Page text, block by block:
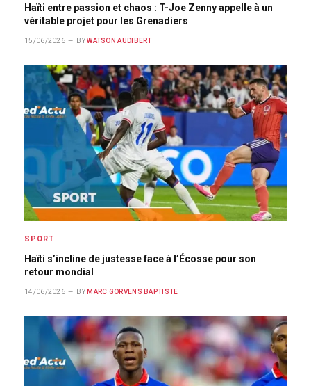
Haïti entre passion et chaos : T-Joe Zenny appelle à un
véritable projet pour les Grenadiers
15/06/2026 BY WATSON AUDIBERT
SPORT
Haïti s’incline de justesse face à l’Écosse pour son
retour mondial
14/06/2026 BY MARC GORVENS BAPTISTE